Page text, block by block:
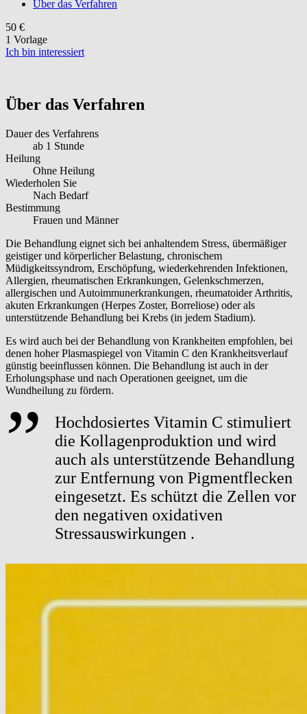
Über das Verfahren
50 €
1 Vorlage
Ich bin interessiert
Über das Verfahren
Dauer des Verfahrens
ab 1 Stunde
Heilung
Ohne Heilung
Wiederholen Sie
Nach Bedarf
Bestimmung
Frauen und Männer
Die Behandlung eignet sich bei anhaltendem Stress, übermäßiger
geistiger und körperlicher Belastung, chronischem
Müdigkeitssyndrom, Erschöpfung, wiederkehrenden Infektionen,
Allergien, rheumatischen Erkrankungen, Gelenkschmerzen,
allergischen und Autoimmunerkrankungen, rheumatoider Arthritis,
akuten Erkrankungen (Herpes Zoster, Borreliose) oder als
unterstützende Behandlung bei Krebs (in jedem Stadium).
Es wird auch bei der Behandlung von Krankheiten empfohlen, bei
denen hoher Plasmaspiegel von Vitamin C den Krankheitsverlauf
günstig beeinflussen können. Die Behandlung ist auch in der
Erholungsphase und nach Operationen geeignet, um die
Wundheilung zu fördern.
Hochdosiertes Vitamin C stimuliert
die Kollagenproduktion und wird
auch als unterstützende Behandlung
zur Entfernung von Pigmentflecken
eingesetzt. Es schützt die Zellen vor
den negativen oxidativen
Stressauswirkungen .